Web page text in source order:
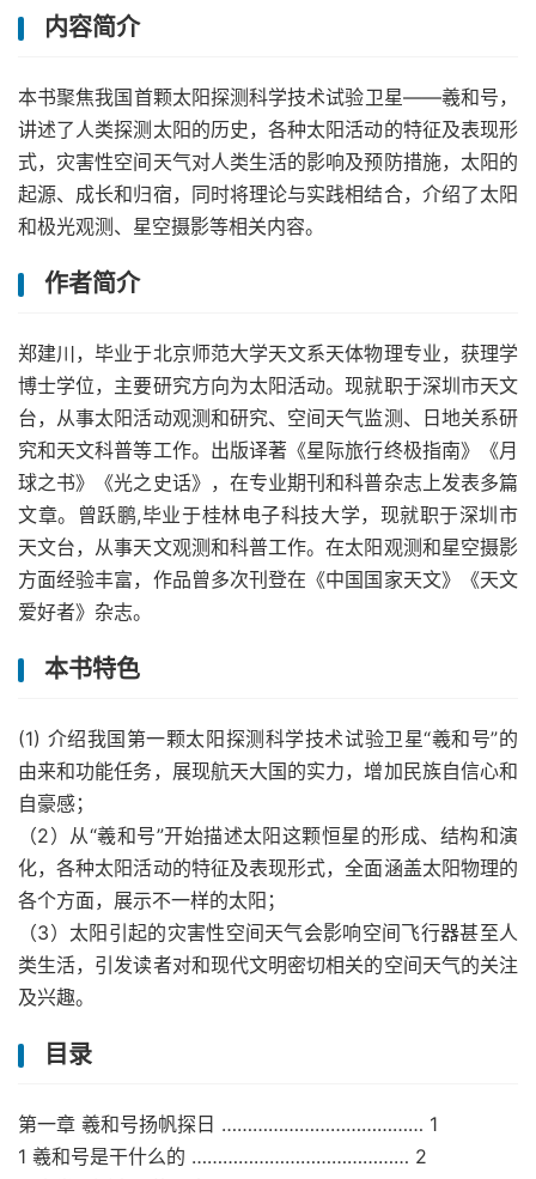
内容简介
本书聚焦我国首颗太阳探测科学技术试验卫星——羲和号，
讲述了人类探测太阳的历史，各种太阳活动的特征及表现形
式，灾害性空间天气对人类生活的影响及预防措施，太阳的
起源、成长和归宿，同时将理论与实践相结合，介绍了太阳
和极光观测、星空摄影等相关内容。
作者简介
郑建川，毕业于北京师范大学天文系天体物理专业，获理学
博士学位，主要研究方向为太阳活动。现就职于深圳市天文
台，从事太阳活动观测和研究、空间天气监测、日地关系研
究和天文科普等工作。出版译著《星际旅行终极指南》《月
球之书》《光之史话》，在专业期刊和科普杂志上发表多篇
文章。曾跃鹏,毕业于桂林电子科技大学，现就职于深圳市
天文台，从事天文观测和科普工作。在太阳观测和星空摄影
方面经验丰富，作品曾多次刊登在《中国国家天文》《天文
爱好者》杂志。
本书特色
(1) 介绍我国第一颗太阳探测科学技术试验卫星“羲和号”的
由来和功能任务，展现航天大国的实力，增加民族自信心和
自豪感；
（2）从“羲和号”开始描述太阳这颗恒星的形成、结构和演
化，各种太阳活动的特征及表现形式，全面涵盖太阳物理的
各个方面，展示不一样的太阳；
（3）太阳引起的灾害性空间天气会影响空间飞行器甚至人
类生活，引发读者对和现代文明密切相关的空间天气的关注
及兴趣。
目录
第一章 羲和号扬帆探日 ………………………………… 1
1 羲和号是干什么的 …………………………………… 2